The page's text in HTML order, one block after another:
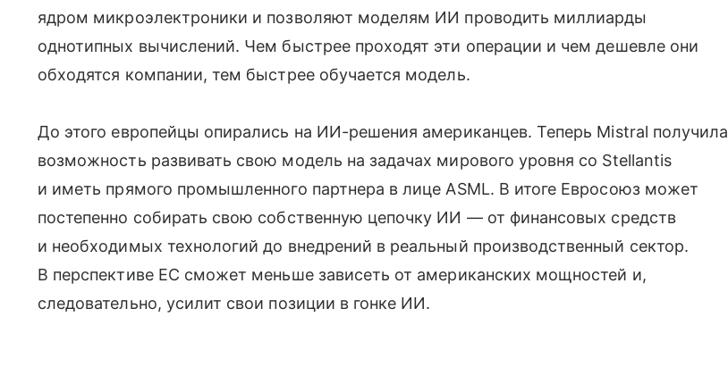
ядром микроэлектроники и позволяют моделям ИИ проводить миллиарды
однотипных вычислений. Чем быстрее проходят эти операции и чем дешевле они
обходятся компании, тем быстрее обучается модель.
До этого европейцы опирались на ИИ-решения американцев. Теперь Mistral получила
возможность развивать свою модель на задачах мирового уровня со Stellantis
и иметь прямого промышленного партнера в лице ASML. В итоге Евросоюз может
постепенно собирать свою собственную цепочку ИИ — от финансовых средств
и необходимых технологий до внедрений в реальный производственный сектор.
В перспективе ЕС сможет меньше зависеть от американских мощностей и,
следовательно, усилит свои позиции в гонке ИИ.